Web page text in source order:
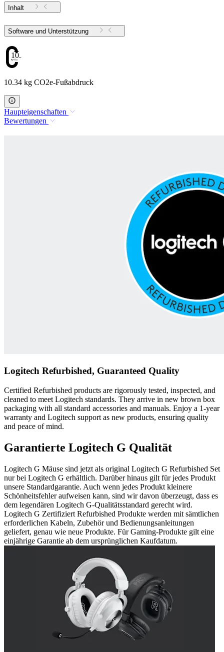
Inhalt
Software und Unterstützung
10.34
10.34 kg CO2e-Fußabdruck
Haupteigenschaften
Bewertungen
Logitech Refurbished, Guaranteed Quality
Certified Refurbished products are rigorously tested, inspected, and
cleaned to meet Logitech standards. They arrive in new brown box
packaging with all standard accessories and manuals. Enjoy a 1-year
warranty and Logitech support as new products, ensuring quality
and peace of mind.
Garantierte Logitech G Qualität
Logitech G Mäuse sind jetzt als original Logitech G Refurbished Set
nur bei Logitech G erhältlich. Darüber hinaus gilt für jedes Produkt
unsere Standardgarantie. Auch wenn jedes Produkt kleinere
Schönheitsfehler aufweisen kann, sind wir davon überzeugt, dass es
dem legendären Logitech G-Qualitätsstandard gerecht wird.
Logitech G Zertifiziert Refurbished Produkte werden mit sämtlichen
erforderlichen Kabeln, Zubehör und Bedienungsanleitungen
geliefert, genau wie neue Produkte. Für Gaming-Produkte gilt eine
einjährige Garantie ab dem ursprünglichen Kaufdatum.